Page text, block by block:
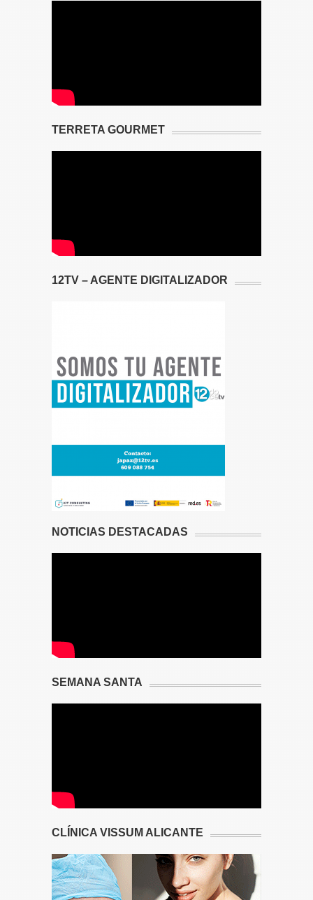
TERRETA GOURMET
12TV – AGENTE DIGITALIZADOR
NOTICIAS DESTACADAS
SEMANA SANTA
CLÍNICA VISSUM ALICANTE